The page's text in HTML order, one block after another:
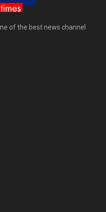
of the best news channel